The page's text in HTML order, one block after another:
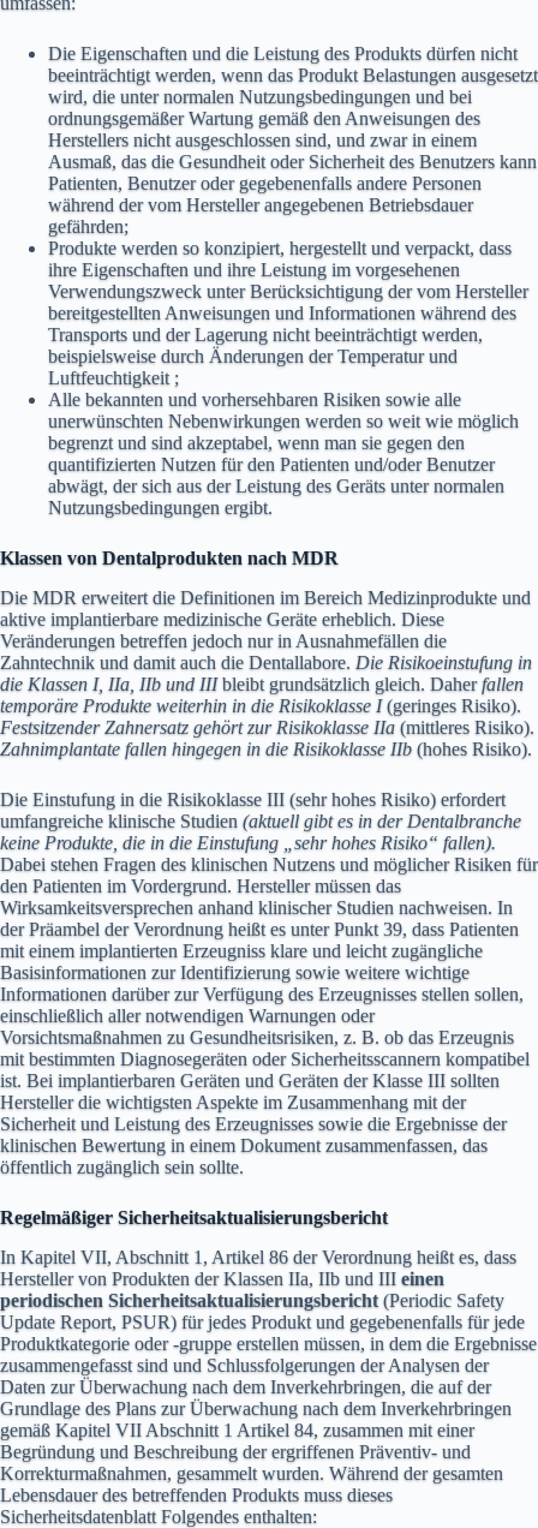
Die Eigenschaften und die Leistung des Produkts dürfen nicht
beeinträchtigt werden, wenn das Produkt Belastungen ausgesetzt
wird, die unter normalen Nutzungsbedingungen und bei
ordnungsgemäßer Wartung gemäß den Anweisungen des
Herstellers nicht ausgeschlossen sind, und zwar in einem
Ausmaß, das die Gesundheit oder Sicherheit des Benutzers kann
Patienten, Benutzer oder gegebenenfalls andere Personen
während der vom Hersteller angegebenen Betriebsdauer
gefährden;
Produkte werden so konzipiert, hergestellt und verpackt, dass
ihre Eigenschaften und ihre Leistung im vorgesehenen
Verwendungszweck unter Berücksichtigung der vom Hersteller
bereitgestellten Anweisungen und Informationen während des
Transports und der Lagerung nicht beeinträchtigt werden,
beispielsweise durch Änderungen der Temperatur und
Luftfeuchtigkeit ;
Alle bekannten und vorhersehbaren Risiken sowie alle
unerwünschten Nebenwirkungen werden so weit wie möglich
begrenzt und sind akzeptabel, wenn man sie gegen den
quantifizierten Nutzen für den Patienten und/oder Benutzer
abwägt, der sich aus der Leistung des Geräts unter normalen
Nutzungsbedingungen ergibt.
Klassen von Dentalprodukten nach MDR
Die MDR erweitert die Definitionen im Bereich Medizinprodukte und
aktive implantierbare medizinische Geräte erheblich. Diese
Veränderungen betreffen jedoch nur in Ausnahmefällen die
Zahntechnik und damit auch die Dentallabore. Die Risikoeinstufung in
die Klassen I, IIa, IIb und IIIbleibt grundsätzlich gleich. Daherfallen
temporäre Produkte weiterhin in die Risikoklasse I(geringes Risiko).
Festsitzender Zahnersatz gehört zur Risikoklasse IIa (mittleres Risiko).
Zahnimplantate fallen hingegen in die Risikoklasse IIb (hohes Risiko).
Die Einstufung in die Risikoklasse III (sehr hohes Risiko) erfordert
umfangreiche klinische Studien (aktuell gibt es in der Dentalbranche
keine Produkte, die in die Einstufung „sehr hohes Risiko“ fallen).
Dabei stehen Fragen des klinischen Nutzens und möglicher Risiken für
den Patienten im Vordergrund. Hersteller müssen das
Wirksamkeitsversprechen anhand klinischer Studien nachweisen. In
der Präambel der Verordnung heißt es unter Punkt 39, dass Patienten
mit einem implantierten Erzeugniss klare und leicht zugängliche
Basisinformationen zur Identifizierung sowie weitere wichtige
Informationen darüber zur Verfügung des Erzeugnisses stellen sollen,
einschließlich aller notwendigen Warnungen oder
Vorsichtsmaßnahmen zu Gesundheitsrisiken, z. B. ob das Erzeugnis
mit bestimmten Diagnosegeräten oder Sicherheitsscannern kompatibel
ist. Bei implantierbaren Geräten und Geräten der Klasse III sollten
Hersteller die wichtigsten Aspekte im Zusammenhang mit der
Sicherheit und Leistung des Erzeugnisses sowie die Ergebnisse der
klinischen Bewertung in einem Dokument zusammenfassen, das
öffentlich zugänglich sein sollte.
Regelmäßiger Sicherheitsaktualisierungsbericht
In Kapitel VII, Abschnitt 1, Artikel 86 der Verordnung heißt es, dass
Hersteller von Produkten der Klassen IIa, IIb und III einen
periodischen Sicherheitsaktualisierungsbericht (Periodic Safety
Update Report, PSUR) für jedes Produkt und gegebenenfalls für jede
Produktkategorie oder -gruppe erstellen müssen, in dem die Ergebnisse
zusammengefasst sind und Schlussfolgerungen der Analysen der
Daten zur Überwachung nach dem Inverkehrbringen, die auf der
Grundlage des Plans zur Überwachung nach dem Inverkehrbringen
gemäß Kapitel VII Abschnitt 1 Artikel 84, zusammen mit einer
Begründung und Beschreibung der ergriffenen Präventiv- und
Korrekturmaßnahmen, gesammelt wurden. Während der gesamten
Lebensdauer des betreffenden Produkts muss dieses
Sicherheitsdatenblatt Folgendes enthalten: